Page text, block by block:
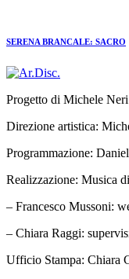
SERENA BRANCALE: SACRO
Progetto di Michele Neri
Direzione artistica:
Programmazione:
Realizzazione: Musica
– Francesco Mussoni:
– Chiara Raggi:
Ufficio Stampa: Chiara